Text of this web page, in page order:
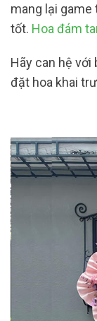
mang lại
tốt. Hoa đám
Hãy can hệ
đặt hoa khai